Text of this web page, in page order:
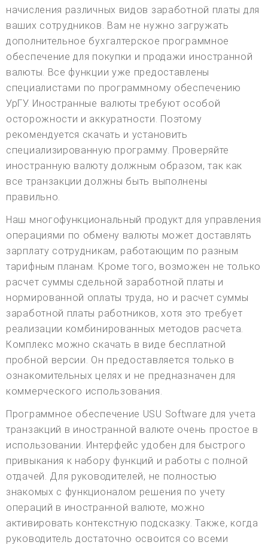
начисления различных видов заработной платы для
ваших сотрудников. Вам не нужно загружать
дополнительное бухгалтерское программное
обеспечение для покупки и продажи иностранной
валюты. Все функции уже предоставлены
специалистами по программному обеспечению
УрГУ. Иностранные валюты требуют особой
осторожности и аккуратности. Поэтому
рекомендуется скачать и установить
специализированную программу. Проверяйте
иностранную валюту должным образом, так как
все транзакции должны быть выполнены
правильно.
Наш многофункциональный продукт для управления
операциями по обмену валюты может доставлять
зарплату сотрудникам, работающим по разным
тарифным планам. Кроме того, возможен не только
расчет суммы сдельной заработной платы и
нормированной оплаты труда, но и расчет суммы
заработной платы работников, хотя это требует
реализации комбинированных методов расчета.
Комплекс можно скачать в виде бесплатной
пробной версии. Он предоставляется только в
ознакомительных целях и не предназначен для
коммерческого использования.
Программное обеспечение USU Software для учета
транзакций в иностранной валюте очень простое в
использовании. Интерфейс удобен для быстрого
привыкания к набору функций и работы с полной
отдачей. Для руководителей, не полностью
знакомых с функционалом решения по учету
операций в иностранной валюте, можно
активировать контекстную подсказку. Также, когда
руководитель достаточно освоится со всеми